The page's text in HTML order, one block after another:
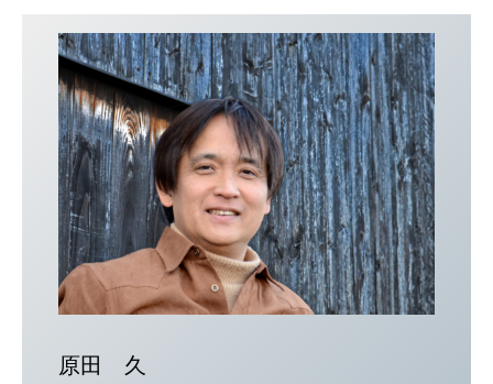
原田 久